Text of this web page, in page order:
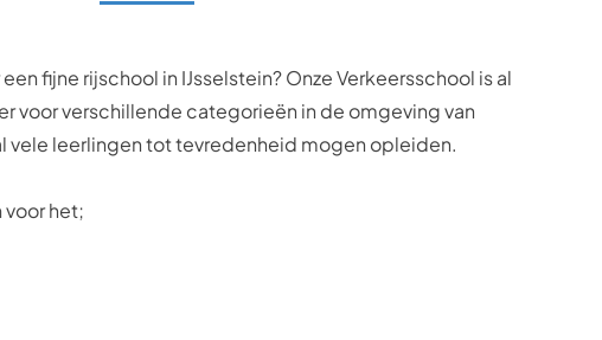
fijne rijschool in IJsselstein? Onze Verkeersschool is al
voor verschillende categorieën in de omgeving van
vele leerlingen tot tevredenheid mogen opleiden.
het;